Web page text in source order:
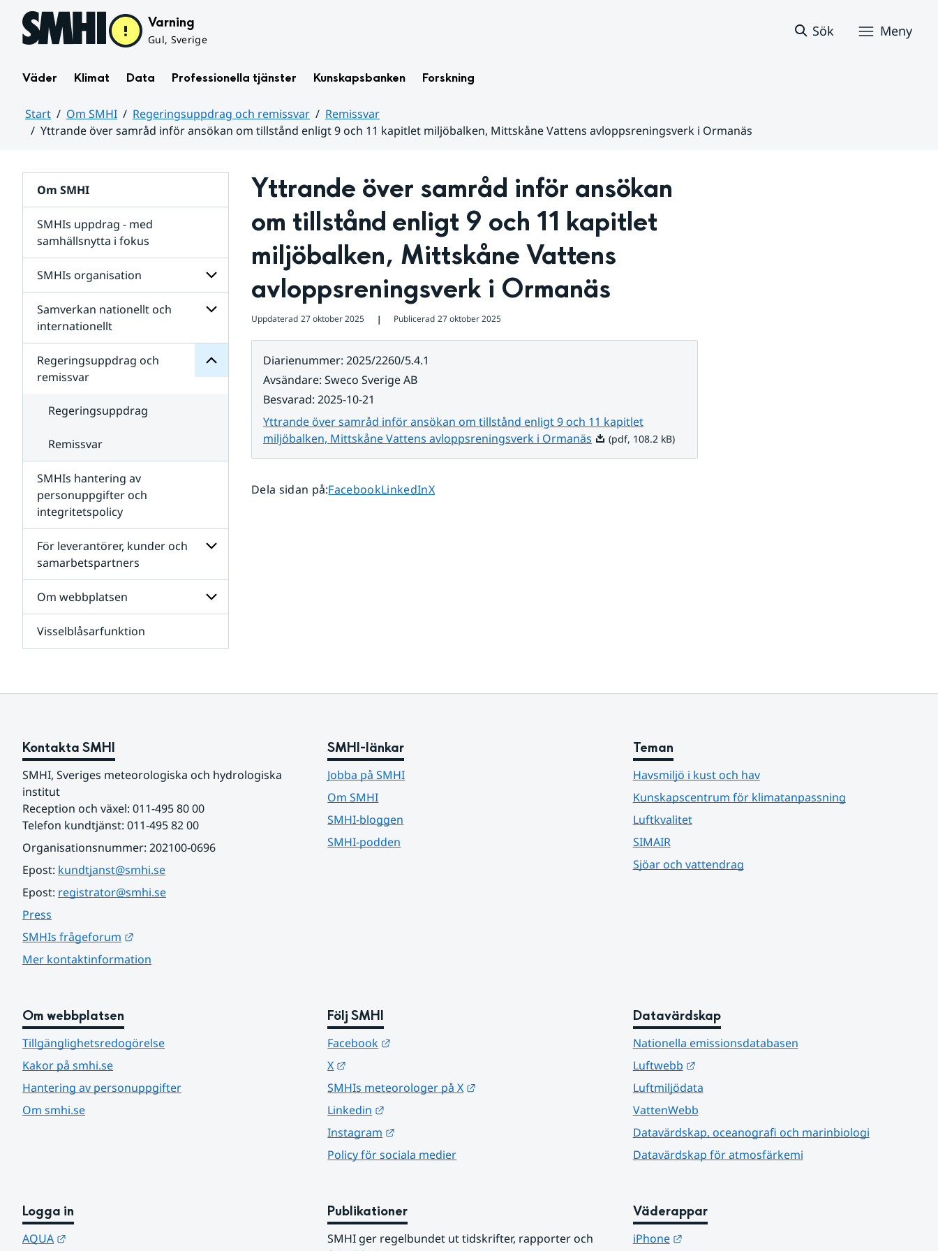
Hoppa till sidans innehåll Varning
Gul, Sverige
Sök Meny
Väder Klimat Data Professionella tjänster Kunskapsbanken Forskning
Start Om SMHI Regeringsuppdrag och remissvar
Remissvar
Yttrande över samråd inför ansökan om tillstånd enligt 9 och 11 kapitlet miljöbalken, Mittskåne Vattens avloppsreningsverk i Ormanäs
Om SMHI
SMHIs uppdrag - med
samhällsnytta i fokus
SMHIs organisation
Undersidor
Samverkan nationellt och
internationellt
Undersidor
för
internationellt
Regeringsuppdrag och
remissvar
för
Regeringsuppdrag
remissvar
Regeringsuppdrag
Remissvar
SMHIs hantering av
personuppgifter och
integritetspolicy
För leverantörer, kunder och
samarbetspartners
Undersidor
för
och
Om webbplatsen
för
Visselblåsarfunktion
Yttrande över samråd inför ansökan
om tillstånd enligt 9 och 11 kapitlet
miljöbalken, Mittskåne Vattens
avloppsreningsverk i Ormanäs
Uppdaterad 27 oktober 2025 ❘ Publicerad 27 oktober 2025
Diarienummer: 2025/2260/5.4.1
Avsändare: Sweco Sverige AB
Besvarad: 2025-10-21
Yttrande över samråd inför ansökan om tillstånd enligt 9 och 11 kapitlet
miljöbalken, Mittskåne Vattens avloppsreningsverk i OrmanäsPdf, 108.2 kB.
(pdf, 108.2 kB)
Dela sidan på:Dela sidan på
FacebookDela sidan på
LinkedInDela sidan på
X
Kontakta SMHI
SMHI, Sveriges meteorologiska och hydrologiska
institut
Reception och växel: 011-495 80 00
Telefon kundtjänst: 011-495 82 00
Organisationsnummer: 202100-0696
Epost: kundtjanst@smhi.se
Epost: registrator@smhi.se
Press
SMHIs frågeforum
Mer kontaktinformation
SMHI-länkar
Jobba på SMHI
Om SMHI
SMHI-bloggen
SMHI-podden
Teman
Havsmiljö i kust och hav
Kunskapscentrum för klimatanpassning
Luftkvalitet
SIMAIR
Sjöar och vattendrag
Om webbplatsen
Tillgänglighetsredogörelse
Kakor på smhi.se
Hantering av personuppgifter
Om smhi.se
Följ SMHI
Facebook
X
SMHIs meteorologer på X
Linkedin
Instagram
Policy för sociala medier
Datavärdskap
Nationella emissionsdatabasen
Luftwebb
Länk till annan webbplats.
Luftmiljödata
VattenWebb
Datavärdskap, oceanografi och marinbiologi
Datavärdskap för atmosfärkemi
Logga in
AQUA
Publikationer
SMHI ger regelbundet ut tidskrifter, rapporter och
Väderappar
iPhone Länk till annan webbplats.